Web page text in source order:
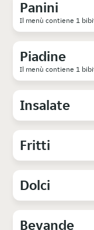
Panini
Il menù contiene 1
Piadine
Il menù contiene 1
Insalate
Fritti
Dolci
Bevande